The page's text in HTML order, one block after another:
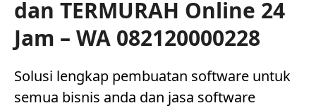
dan TERMURAH Online 24
Jam – WA 082120000228
Solusi lengkap pembuatan software untuk
semua bisnis anda dan jasa software